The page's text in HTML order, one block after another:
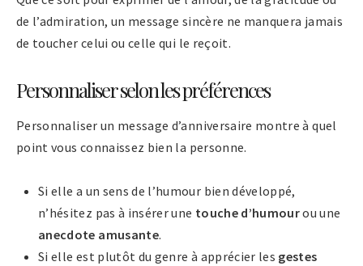
de l’admiration, un message sincère ne manquera jamais
de toucher celui ou celle qui le reçoit.
Personnaliser selon les préférences
Personnaliser un message d’anniversaire montre à quel
point vous connaissez bien la personne.
Si elle a un sens de l’humour bien développé,
n’hésitez pas à insérer une touche d’humourou une
anecdote amusante.
Si elle est plutôt du genre à apprécier les gestes